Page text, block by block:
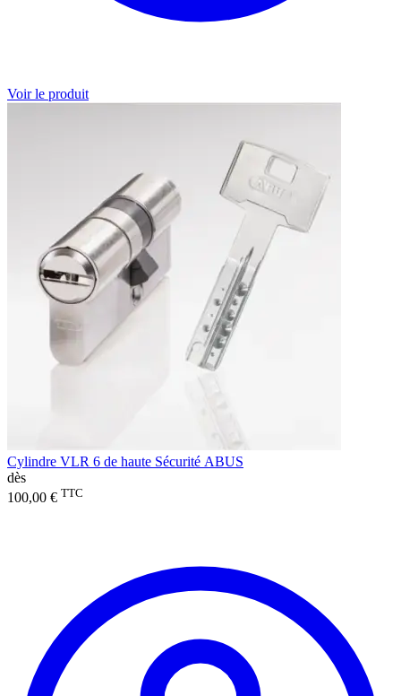
Voir le produit
Cylindre VLR 6 de haute Sécurité ABUS
dès
100,00 € TTC